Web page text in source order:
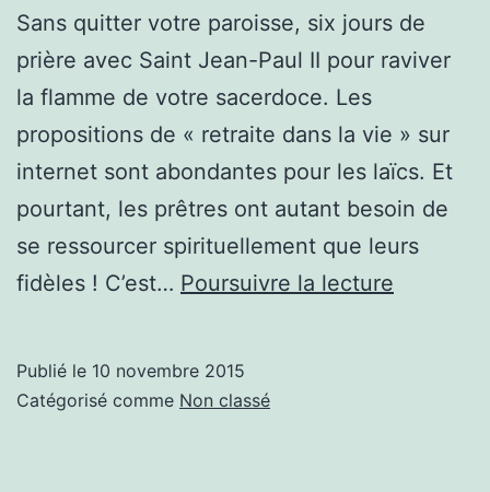
Sans quitter votre paroisse, six jours de
prière avec Saint Jean-Paul II pour raviver
la flamme de votre sacerdoce. Les
propositions de « retraite dans la vie » sur
internet sont abondantes pour les laïcs. Et
pourtant, les prêtres ont autant besoin de
se ressourcer spirituellement que leurs
fidèles ! C’est… Poursuivre la lecture
Publié le 10 novembre 2015
Catégorisé comme Non classé